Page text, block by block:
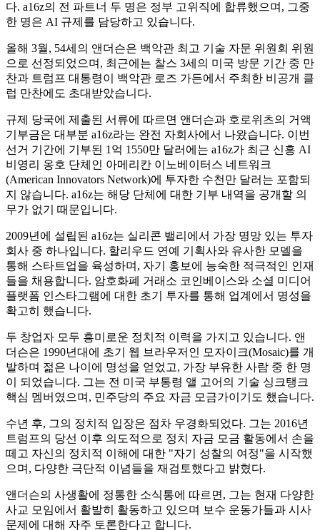
다. a16z의 전 파트너 두 명은 정부 고위직에 합류했으며, 그중
한 명은 AI 규제를 담당하고 있습니다.
올해 3월, 54세의 앤더슨은 백악관 최고 기술 자문 위원회 위원
으로 선정되었으며, 최근에는 찰스 3세의 미국 방문 기간 중 만
찬과 트럼프 대통령이 백악관 로즈 가든에서 주최한 비공개 클
럽 만찬에도 초대받았습니다.
규제 당국에 제출된 서류에 따르면 앤더슨과 호로위츠의 거액
기부금은 대부분 a16z라는 완전 자회사에서 나왔습니다. 이번
선거 기간에 기부된 1억 1550만 달러에는 a16z가 최근 신흥 AI
비영리 옹호 단체인 아메리칸 이노베이터스 네트워크
(American Innovators Network)에 투자한 수천만 달러는 포함되
지 않습니다. a16z는 해당 단체에 대한 기부 내역을 공개할 의
무가 없기 때문입니다.
2009년에 설립된 a16z는 실리콘 밸리에서 가장 명망 있는 투자
회사 중 하나입니다. 할리우드 연예 기획사와 유사한 모델을
통해 스타트업을 육성하며, 자기 홍보에 능숙한 적극적인 인재
들을 채용합니다. 암호화폐 거래소 코인베이스와 소셜 미디어
플랫폼 인스타그램에 대한 초기 투자를 통해 업계에서 명성을
확고히 했습니다.
두 창업자 모두 흥미로운 정치적 이력을 가지고 있습니다. 앤
더슨은 1990년대에 초기 웹 브라우저인 모자이크(Mosaic)를 개
발하며 젊은 나이에 명성을 얻었고, 가장 부유한 사람 중 한 명
이 되었습니다. 그는 전 미국 부통령 앨 고어의 기술 싱크탱크
핵심 멤버였으며, 민주당의 주요 자금 모금가이기도 했습니다.
수년 후, 그의 정치적 입장은 점차 우경화되었다. 그는 2016년
트럼프의 당선 이후 의도적으로 정치 자금 모금 활동에서 손을
떼고 자신의 정치적 이해에 대한 "자기 성찰의 여정"을 시작했
으며, 다양한 극단적 이념들을 재검토했다고 밝혔다.
앤더슨의 사생활에 정통한 소식통에 따르면, 그는 현재 다양한
사교 모임에서 활발히 활동하고 있으며 보수 운동가들과 시사
문제에 대해 자주 토론한다고 합니다.